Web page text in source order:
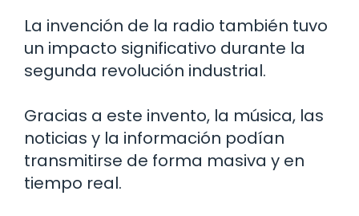
La invención de la radio también tuvo
un impacto significativo durante la
segunda revolución industrial.
Gracias a este invento, la música, las
noticias y la información podían
transmitirse de forma masiva y en
tiempo real.